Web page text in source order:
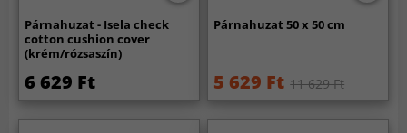
Párnahuzat - Isela check
cotton cushion cover
(krém/rózsaszín)
6 629 Ft
Párnahuzat 50 x 50 cm
5 629 Ft 11 629 Ft